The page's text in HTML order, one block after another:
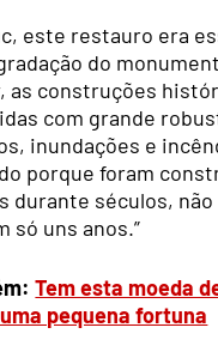
este restauro era
do
as construções
com grande
inundações e
porque foram
durante séculos, não
só uns anos.”
Tem esta moeda
pequena fortuna